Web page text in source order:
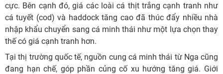
cực. Bên cạnh đó, giá các loài cá thịt trắng cạnh tranh như
cá tuyết (cod) và haddock tăng cao đã thúc đẩy nhiều nhà
nhập khẩu chuyển sang cá minh thái như một lựa chọn thay
thế có giá cạnh tranh hơn.
Tại thị trường quốc tế, nguồn cung cá minh thái từ Nga cũng
đang hạn chế, góp phần củng cố xu hướng tăng giá. Giới